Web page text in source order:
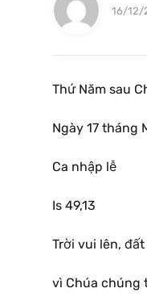
16/12/
Thứ Năm sau
Ngày 17 tháng
Ca nhập lễ
Is 49,13
Trời vui lên,
vì Chúa chúng